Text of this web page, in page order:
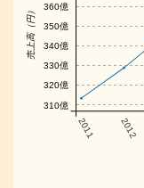
2011 2012
売上高（円）
310億
320億
330億
340億
350億
360億